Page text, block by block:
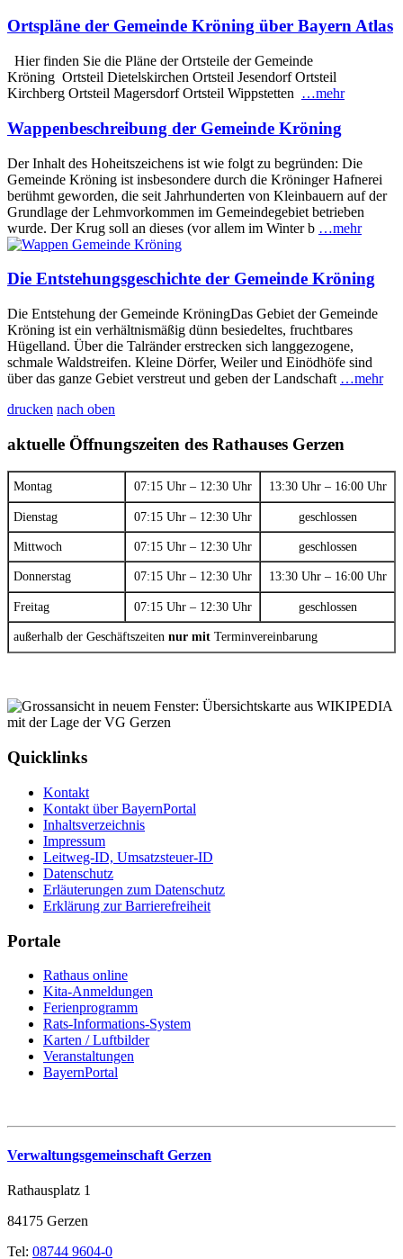
Ortspläne der Gemeinde Kröning über Bayern Atlas
Hier finden Sie die Pläne der Ortsteile der Gemeinde
Kröning Ortsteil Dietelskirchen Ortsteil Jesendorf Ortsteil
Kirchberg Ortsteil Magersdorf Ortsteil Wippstetten …mehr
Wappenbeschreibung der Gemeinde Kröning
Der Inhalt des Hoheitszeichens ist wie folgt zu begründen: Die
Gemeinde Kröning ist insbesondere durch die Kröninger Hafnerei
berühmt geworden, die seit Jahrhunderten von Kleinbauern auf der
Grundlage der Lehmvorkommen im Gemeindegebiet betrieben
wurde. Der Krug soll an dieses (vor allem im Winter b …mehr
Die Entstehungsgeschichte der Gemeinde Kröning
Die Entstehung der Gemeinde KröningDas Gebiet der Gemeinde
Kröning ist ein verhältnismäßig dünn besiedeltes, fruchtbares
Hügelland. Über die Talränder erstrecken sich langgezogene,
schmale Waldstreifen. Kleine Dörfer, Weiler und Einödhöfe sind
über das ganze Gebiet verstreut und geben der Landschaft …mehr
drucken nach oben
aktuelle Öffnungszeiten des Rathauses Gerzen
Montag 07:15 Uhr – 12:30 Uhr 13:30 Uhr – 16:00 Uhr
Dienstag 07:15 Uhr – 12:30 Uhr geschlossen
Mittwoch 07:15 Uhr – 12:30 Uhr geschlossen
Donnerstag 07:15 Uhr – 12:30 Uhr 13:30 Uhr – 16:00 Uhr
Freitag 07:15 Uhr – 12:30 Uhr geschlossen
außerhalb der Geschäftszeiten nur mit Terminvereinbarung
Quicklinks
Kontakt
Kontakt über BayernPortal
Inhaltsverzeichnis
Impressum
Leitweg-ID, Umsatzsteuer-ID
Datenschutz
Erläuterungen zum Datenschutz
Erklärung zur Barrierefreiheit
Portale
Rathaus online
Kita-Anmeldungen
Ferienprogramm
Rats-Informations-System
Karten / Luftbilder
Veranstaltungen
BayernPortal
Verwaltungsgemeinschaft Gerzen
Rathausplatz 1
84175 Gerzen
Tel: 08744 9604-0